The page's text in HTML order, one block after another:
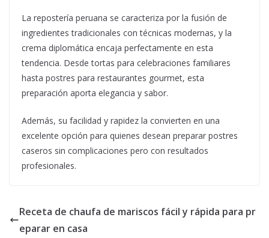
La repostería peruana se caracteriza por la fusión de
ingredientes tradicionales con técnicas modernas, y la
crema diplomática encaja perfectamente en esta
tendencia. Desde tortas para celebraciones familiares
hasta postres para restaurantes gourmet, esta
preparación aporta elegancia y sabor.
Además, su facilidad y rapidez la convierten en una
excelente opción para quienes desean preparar postres
caseros sin complicaciones pero con resultados
profesionales.
Receta de chaufa de mariscos fácil y rápida para pr
eparar en casa